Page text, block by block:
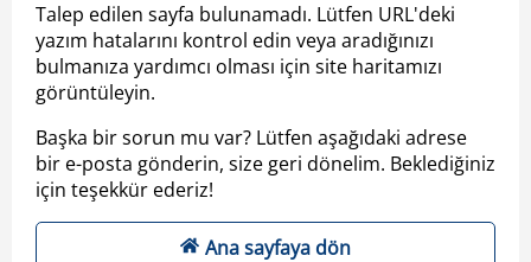
Talep edilen sayfa bulunamadı. Lütfen URL'deki
yazım hatalarını kontrol edin veya aradığınızı
bulmanıza yardımcı olması için site haritamızı
görüntüleyin.
Başka bir sorun mu var? Lütfen aşağıdaki adrese
bir e-posta gönderin, size geri dönelim. Beklediğiniz
için teşekkür ederiz!
Ana sayfaya dön